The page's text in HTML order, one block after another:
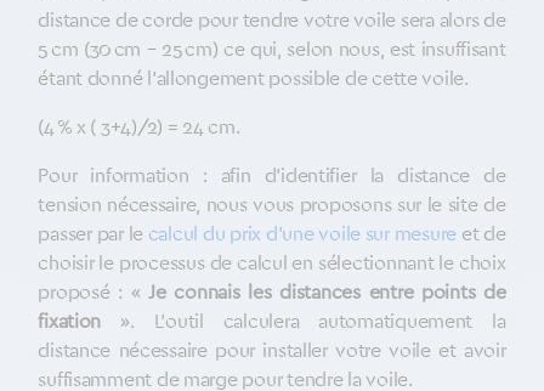
distance de corde pour tendre votre voile sera alors de
5 cm (30 cm – 25 cm) ce qui, selon nous, est insuffisant
étant donné l’allongement possible de cette voile.
(4 % x ( 3+4)/2) = 24 cm.
Pour information : afin d’identifier la distance de
tension nécessaire, nous vous proposons sur le site de
passer par le calcul du prix d’une voile sur mesure et de
choisir le processus de calcul en sélectionnant le choix
proposé : «Je connais les distances entre points de
fixation ». L’outil calculera automatiquement la
distance nécessaire pour installer votre voile et avoir
suffisamment de marge pour tendre la voile.